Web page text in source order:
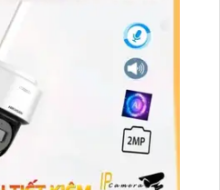
lý hình ảnh Progressive
sắc sắc nét và sống động.